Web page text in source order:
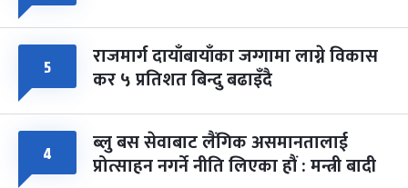
५ राजमार्ग दायाँबायाँका जग्गामा लाग्ने विकास
कर ५ प्रतिशत बिन्दु बढाइँदै
४ ब्लु बस सेवाबाट लैंगिक असमानतालाई
प्रोत्साहन नगर्ने नीति लिएका हौं : मन्त्री बादी